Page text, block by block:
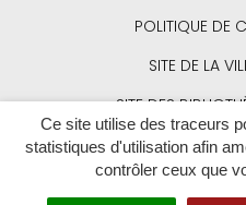
Ce site utilise des traceurs
statistiques d'utilisation afin
contrôler ceux que
POLITIQUE DE
SITE DE LA
SITE DES
SITE DE LA SAISON